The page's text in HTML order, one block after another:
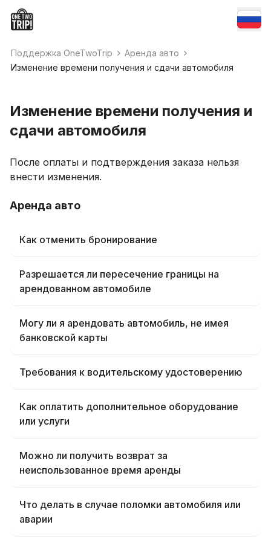
Поддержка OneTwoTrip
Аренда авто
Изменение времени получения и сдачи автомобиля
Изменение времени получения и
сдачи автомобиля
После оплаты и подтверждения заказа нельзя
внести изменения.
Аренда авто
Как отменить бронирование
Разрешается ли пересечение границы на
арендованном автомобиле
Могу ли я арендовать автомобиль, не имея
банковской карты
Требования к водительскому удостоверению
Как оплатить дополнительное оборудование
или услуги
Можно ли получить возврат за
неиспользованное время аренды
Что делать в случае поломки автомобиля или
аварии